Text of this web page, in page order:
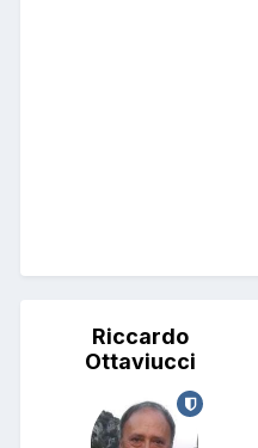
Riccardo
Ottaviucci